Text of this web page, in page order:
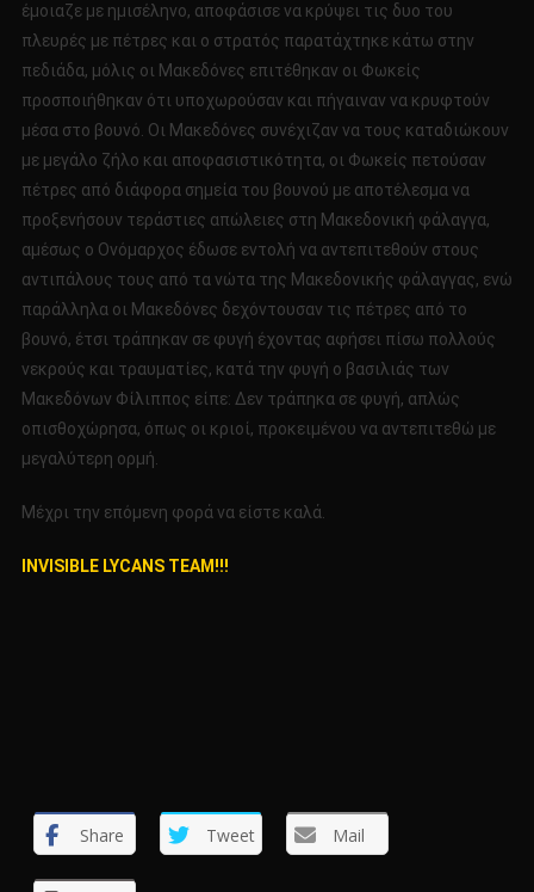
έμοιαζε με ημισέληνο, αποφάσισε να κρύψει τις δυο του
πλευρές με πέτρες και ο στρατός παρατάχτηκε κάτω στην
πεδιάδα, μόλις οι Μακεδόνες επιτέθηκαν οι Φωκείς
προσποιήθηκαν ότι υποχωρούσαν και πήγαιναν να κρυφτούν
μέσα στο βουνό. Οι Μακεδόνες συνέχιζαν να τους καταδιώκουν
με μεγάλο ζήλο και αποφασιστικότητα, οι Φωκείς πετούσαν
πέτρες από διάφορα σημεία του βουνού με αποτέλεσμα να
προξενήσουν τεράστιες απώλειες στη Μακεδονική φάλαγγα,
αμέσως ο Ονόμαρχος έδωσε εντολή να αντεπιτεθούν στους
αντιπάλους τους από τα νώτα της Μακεδονικής φάλαγγας, ενώ
παράλληλα οι Μακεδόνες δεχόντουσαν τις πέτρες από το
βουνό, έτσι τράπηκαν σε φυγή έχοντας αφήσει πίσω πολλούς
νεκρούς και τραυματίες, κατά την φυγή ο βασιλιάς των
Μακεδόνων Φίλιππος είπε: Δεν τράπηκα σε φυγή, απλώς
οπισθοχώρησα, όπως οι κριοί, προκειμένου να αντεπιτεθώ με
μεγαλύτερη ορμή.
Μέχρι την επόμενη φορά να είστε καλά.
INVISIBLE LYCANS TEAM!!!
Share Tweet Mail